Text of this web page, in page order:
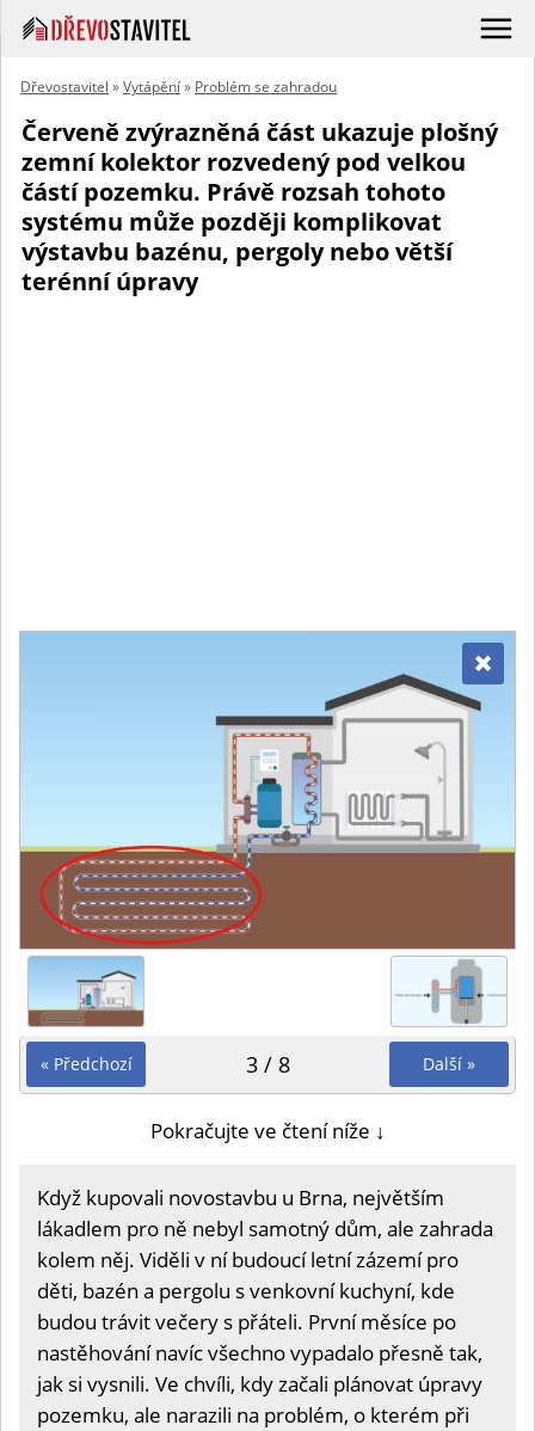
Dřevostavitel »Vytápění» Problém se zahradou
Červeně zvýrazněná část ukazuje plošný
zemní kolektor rozvedený pod velkou
částí pozemku. Právě rozsah tohoto
systému může později komplikovat
výstavbu bazénu, pergoly nebo větší
terénní úpravy
« Předchozí Další »
3 / 8
Pokračujte ve čtení níže ↓
Když kupovali novostavbu u Brna, největším
lákadlem pro ně nebyl samotný dům, ale zahrada
kolem něj. Viděli v ní budoucí letní zázemí pro
děti, bazén a pergolu s venkovní kuchyní, kde
budou trávit večery s přáteli. První měsíce po
nastěhování navíc všechno vypadalo přesně tak,
jak si vysnili. Ve chvíli, kdy začali plánovat úpravy
pozemku, ale narazili na problém, o kterém při